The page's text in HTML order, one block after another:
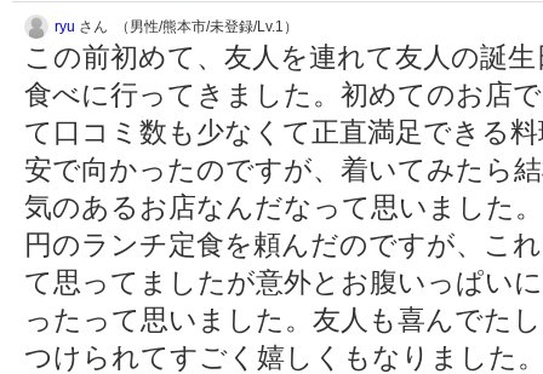
ryu さん （男性/熊本市/未登録/Lv.1）
この前初めて、友人を連れて友人の誕
食べに行ってきました。初めてのお店
て口コミ数も少なくて正直満足できる
安で向かったのですが、着いてみたら
気のあるお店なんだなって思いました
円のランチ定食を頼んだのですが、こ
て思ってましたが意外とお腹いっぱい
ったって思いました。友人も喜んでた
つけられてすごく嬉しくもなりました